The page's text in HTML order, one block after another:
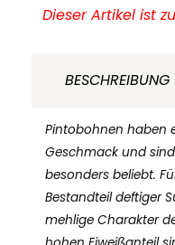
Dieser Artikel ist
BESCHREIBUNG
Pintobohnen haben
Geschmack und
besonders beliebt.
Bestandteil deftiger
mehlige Charakter